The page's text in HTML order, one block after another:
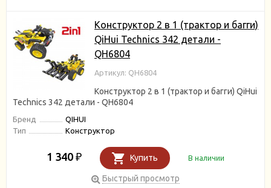
Конструктор 2 в 1 (трактор и багги)
QiHui Technics 342 детали -
QH6804
Артикул: QH6804
Конструктор 2 в 1 (трактор и багги) QiHui
Technics 342 детали - QH6804
Бренд
QIHUI
Тип
Конструктор
1 340 ₽ Купить В наличии
Быстрый просмотр